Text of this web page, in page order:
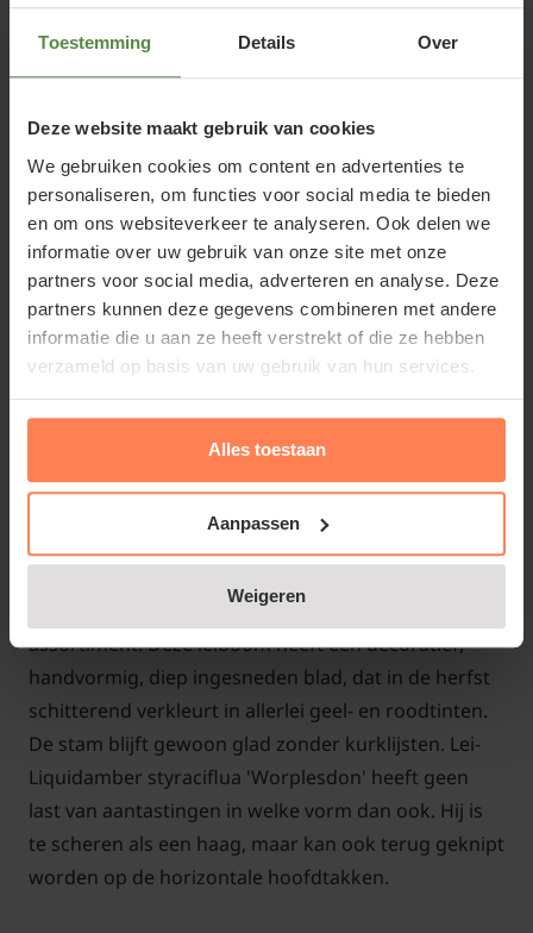
Toestemming Details Over
Deze website maakt gebruik van cookies
We gebruiken cookies om content en advertenties te
personaliseren, om functies voor social media te bieden
en om ons websiteverkeer te analyseren. Ook delen we
informatie over uw gebruik van onze site met onze
partners voor social media, adverteren en analyse. Deze
partners kunnen deze gegevens combineren met andere
informatie die u aan ze heeft verstrekt of die ze hebben
verzameld op basis van uw gebruik van hun services.
Alles toestaan
Aanpassen
Weigeren
(Classic)
minimaal
Te overbruggen afstand
maximaal
1650 cm
Maximale tussenruimte 90 cm
Artikelcode 76R04-1936
Lei-Liquidambar styraciflua
'Worplesdon' of Lei-Amberboom
De Lei-Amberboom is een topper uit ons leibomen
assortiment. Deze leiboom heeft een decoratief,
handvormig, diep ingesneden blad, dat in de herfst
schitterend verkleurt in allerlei geel- en roodtinten.
De stam blijft gewoon glad zonder kurklijsten. Lei-
Liquidamber styraciflua 'Worplesdon' heeft geen
last van aantastingen in welke vorm dan ook. Hij is
te scheren als een haag, maar kan ook terug geknipt
worden op de horizontale hoofdtakken.